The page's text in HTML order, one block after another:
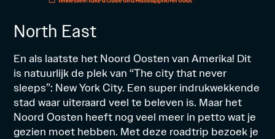
North East
En als laatste het Noord Oosten van Amerika! Dit
is natuurlijk de plek van “The city that never
sleeps”: New York City. Een super indrukwekkende
stad waar uiteraard veel te beleven is. Maar het
Noord Oosten heeft nog veel meer in petto wat je
gezien moet hebben. Metdeze roadtrip bezoek je